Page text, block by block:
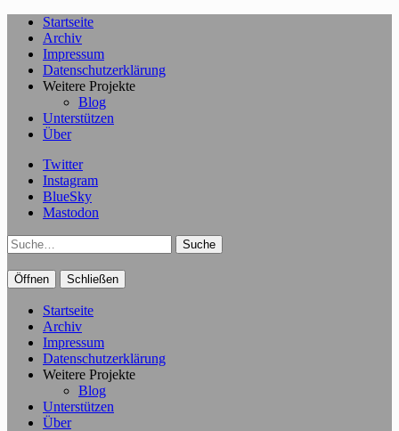
Startseite
Archiv
Impressum
Datenschutzerklärung
Weitere Projekte
Blog
Unterstützen
Über
Twitter
Instagram
BlueSky
Mastodon
Suche
Öffnen Schließen
Startseite
Archiv
Impressum
Datenschutzerklärung
Weitere Projekte
Blog
Unterstützen
Über